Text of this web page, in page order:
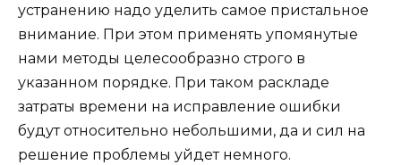
устранению надо уделить самое пристальное
внимание. При этом применять упомянутые
нами методы целесообразно строго в
указанном порядке. При таком раскладе
затраты времени на исправление ошибки
будут относительно небольшими, да и сил на
решение проблемы уйдет немного.